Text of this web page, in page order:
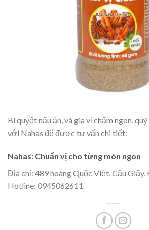
Bí quyết nấu ăn, và gia vị chấm ngon,
với Nahas để được tư vấn chi tiết:
Nahas: Chuẩn vị cho từng món ngon
Địa chỉ: 489 hoàng Quốc Việt, Cầu Giấy,
Hotline: 0945062611